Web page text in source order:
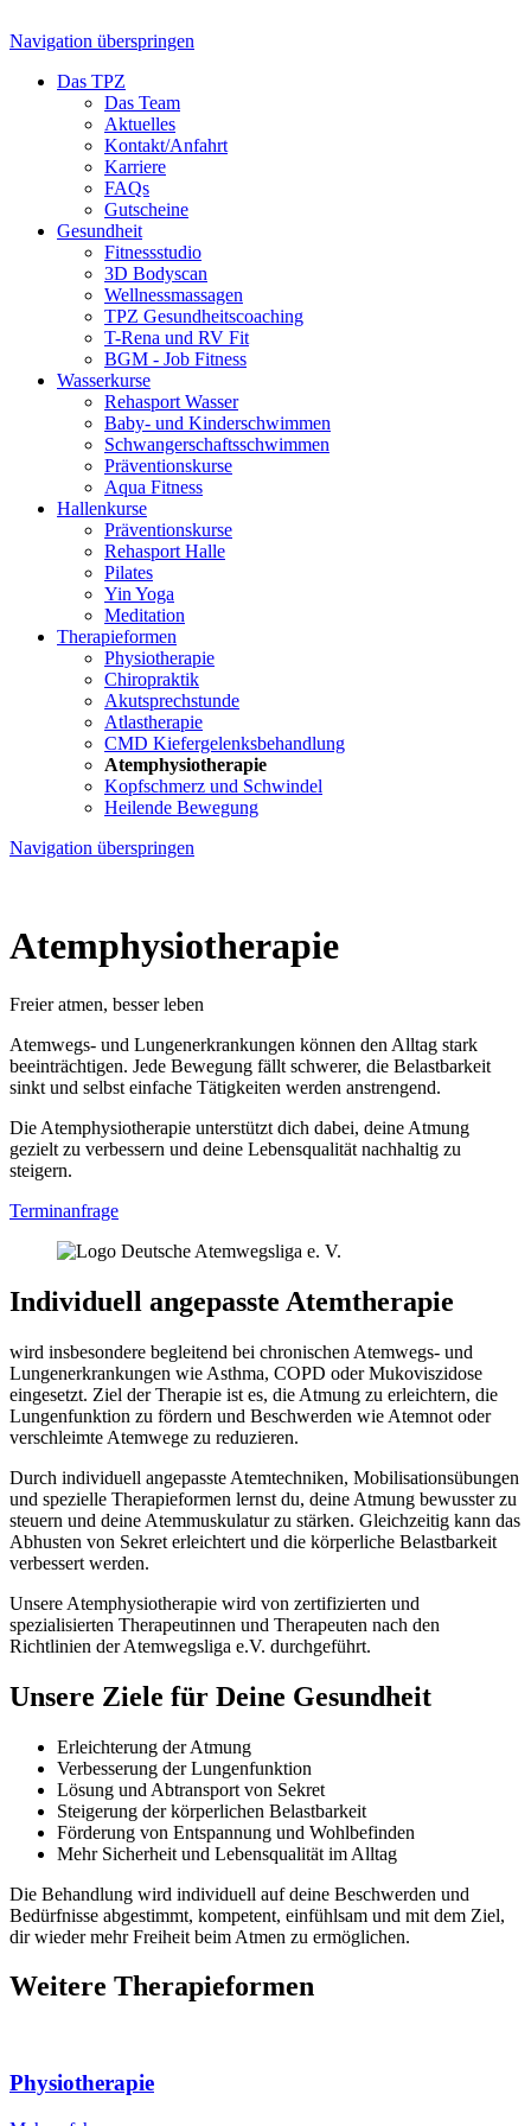
Navigation überspringen
Das TPZ
Das Team
Aktuelles
Kontakt/Anfahrt
Karriere
FAQs
Gutscheine
Gesundheit
Fitnessstudio
3D Bodyscan
Wellnessmassagen
TPZ Gesundheits­coaching
T-Rena und RV Fit
BGM - Job Fitness
Wasserkurse
Rehasport Wasser
Baby- und Kinderschwimmen
Schwangerschafts­schwimmen
Präventionskurse
Aqua Fitness
Hallenkurse
Präventionskurse
Rehasport Halle
Pilates
Yin Yoga
Meditation
Therapieformen
Physiotherapie
Chiropraktik
Akutsprechstunde
Atlastherapie
CMD Kiefer­gelenks­behandlung
Atem­physio­therapie
Kopfschmerz und Schwindel
Heilende Bewegung
Navigation überspringen
Atem­physio­therapie
Freier atmen, besser leben
Atemwegs- und Lungen­erkrankungen können den Alltag stark
beeinträchtigen. Jede Bewegung fällt schwerer, die Belastbarkeit
sinkt und selbst einfache Tätigkeiten werden anstrengend.
Die Atem­physio­therapie unterstützt dich dabei, deine Atmung
gezielt zu verbessern und deine Lebensqualität nachhaltig zu
steigern.
Terminanfrage
Individuell angepasste Atemtherapie
wird insbesondere begleitend bei chronischen Atemwegs- und
Lungen­erkrankungen wie Asthma, COPD oder Mukoviszidose
eingesetzt. Ziel der Therapie ist es, die Atmung zu erleichtern, die
Lungenfunktion zu fördern und Beschwerden wie Atemnot oder
verschleimte Atemwege zu reduzieren.
Durch individuell angepasste Atemtechniken, Mobilisations­übungen
und spezielle Therapieformen lernst du, deine Atmung bewusster zu
steuern und deine Atemmuskulatur zu stärken. Gleichzeitig kann das
Abhusten von Sekret erleichtert und die körperliche Belastbarkeit
verbessert werden.
Unsere Atem­physio­therapie wird von zertifizierten und
spezialisierten Therapeutinnen und Therapeuten nach den
Richtlinien der Atemwegsliga e.V. durchgeführt.
Unsere Ziele für Deine Gesundheit
Erleichterung der Atmung
Verbesserung der Lungenfunktion
Lösung und Abtransport von Sekret
Steigerung der körperlichen Belastbarkeit
Förderung von Entspannung und Wohlbefinden
Mehr Sicherheit und Lebensqualität im Alltag
Die Behandlung wird individuell auf deine Beschwerden und
Bedürfnisse abgestimmt, kompetent, einfühlsam und mit dem Ziel,
dir wieder mehr Freiheit beim Atmen zu ermöglichen.
Weitere Therapieformen
Physiotherapie